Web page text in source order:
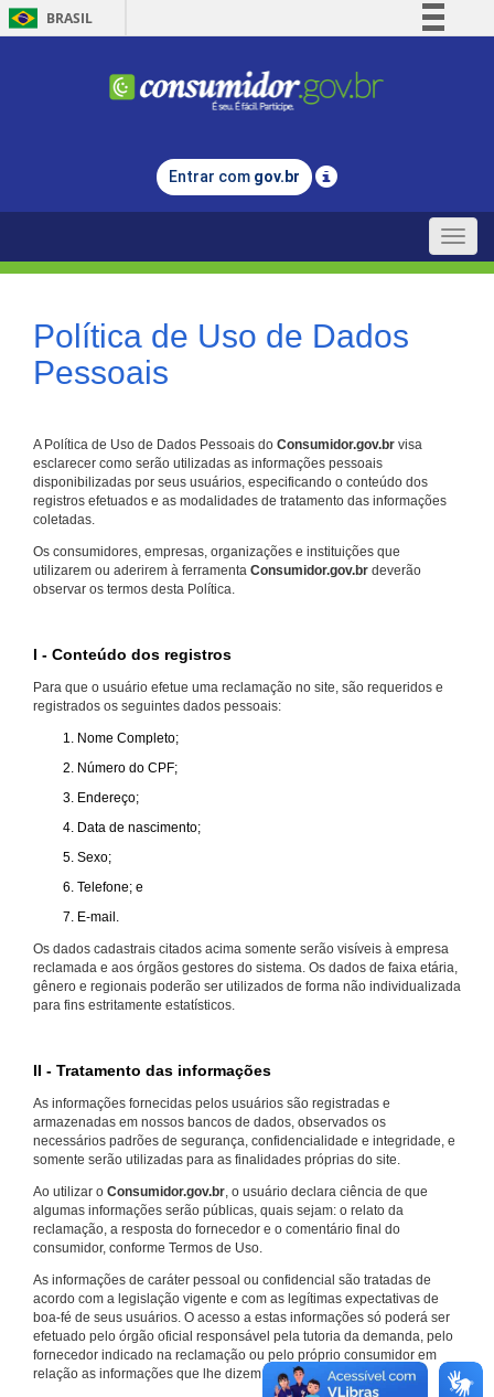
BRASIL
Comunica BR
Legislação
Entrar com gov.br
Toggle
Política de Uso de Dados
Pessoais
A Política de Uso de Dados Pessoais do Consumidor.gov.br visa
esclarecer como serão utilizadas as informações pessoais
disponibilizadas por seus usuários, especificando o conteúdo dos
registros efetuados e as modalidades de tratamento das informações
coletadas.
Os consumidores, empresas, organizações e instituições que
utilizarem ou aderirem à ferramenta Consumidor.gov.br deverão
observar os termos desta Política.
I - Conteúdo dos registros
Para que o usuário efetue uma reclamação no site, são requeridos e
registrados os seguintes dados pessoais:
Nome Completo;
Número do CPF;
Endereço;
Data de nascimento;
Sexo;
Telefone; e
E-mail.
Os dados cadastrais citados acima somente serão visíveis à empresa
reclamada e aos órgãos gestores do sistema. Os dados de faixa etária,
gênero e regionais poderão ser utilizados de forma não individualizada
para fins estritamente estatísticos.
II - Tratamento das informações
As informações fornecidas pelos usuários são registradas e
armazenadas em nossos bancos de dados, observados os
necessários padrões de segurança, confidencialidade e integridade, e
somente serão utilizadas para as finalidades próprias do site.
Ao utilizar o Consumidor.gov.br, o usuário declara ciência de que
algumas informações serão públicas, quais sejam: o relato da
reclamação, a resposta do fornecedor e o comentário final do
consumidor, conforme Termos de Uso.
As informações de caráter pessoal ou confidencial são tratadas de
acordo com a legislação vigente e com as legítimas expectativas de
boa-fé de seus usuários. O acesso a estas informações só poderá ser
efetuado pelo órgão oficial responsável pela tutoria da demanda, pelo
fornecedor indicado na reclamação ou pelo próprio consumidor em
relação as informações que lhe dizem respeito.